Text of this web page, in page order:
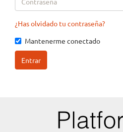
¿Has olvidado tu contraseña?
Mantenerme conectado
Entrar